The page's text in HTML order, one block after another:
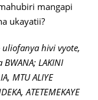
mangapi
ukayatii?
hivi vyote,
LAKINI
MTU ALIYE
ATETEMEKAYE